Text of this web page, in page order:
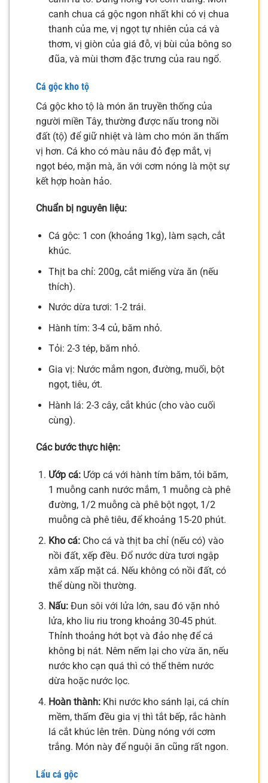
canh chua cá gộc ngon nhất khi có vị chua
thanh của me, vị ngọt tự nhiên của cá và
thơm, vị giòn của giá đỗ, vị bùi của bông so
đũa, và mùi thơm đặc trưng của rau ngổ.
Cá gộc kho tộ
Cá gộc kho tộ là món ăn truyền thống của
người miền Tây, thường được nấu trong nồi
đất (tộ) để giữ nhiệt và làm cho món ăn thấm
vị hơn. Cá kho có màu nâu đỏ đẹp mắt, vị
ngọt béo, mặn mà, ăn với cơm nóng là một sự
kết hợp hoàn hảo.
Chuẩn bị nguyên liệu:
Cá gộc: 1 con (khoảng 1kg), làm sạch, cắt
khúc.
Thịt ba chỉ: 200g, cắt miếng vừa ăn (nếu
thích).
Nước dừa tươi: 1-2 trái.
Hành tím: 3-4 củ, băm nhỏ.
Tỏi: 2-3 tép, băm nhỏ.
Gia vị: Nước mắm ngon, đường, muối, bột
ngọt, tiêu, ớt.
Hành lá: 2-3 cây, cắt khúc (cho vào cuối
cùng).
Các bước thực hiện:
Ướp cá:Ướp cá với hành tím băm, tỏi băm,
1 muỗng canh nước mắm, 1 muỗng cà phê
đường, 1/2 muỗng cà phê bột ngọt, 1/2
muỗng cà phê tiêu, để khoảng 15-20 phút.
Kho cá:Cho cá và thịt ba chỉ (nếu có) vào
nồi đất, xếp đều. Đổ nước dừa tươi ngập
xâm xấp mặt cá. Nếu không có nồi đất, có
thể dùng nồi thường.
Nấu:Đun sôi với lửa lớn, sau đó vặn nhỏ
lửa, kho liu riu trong khoảng 30-45 phút.
Thỉnh thoảng hớt bọt và đảo nhẹ để cá
không bị nát. Nêm nếm lại cho vừa ăn, nếu
nước kho cạn quá thì có thể thêm nước
dừa hoặc nước lọc.
Hoàn thành:Khi nước kho sánh lại, cá chín
mềm, thấm đều gia vị thì tắt bếp, rắc hành
lá cắt khúc lên trên. Dùng nóng với cơm
trắng. Món này để nguội ăn cũng rất ngon.
Lẩu cá gộc